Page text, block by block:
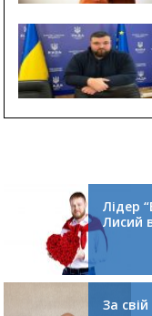
Лідер
Лисий
За